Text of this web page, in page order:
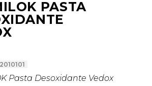
PASTA
Pasta Desoxidante Vedox